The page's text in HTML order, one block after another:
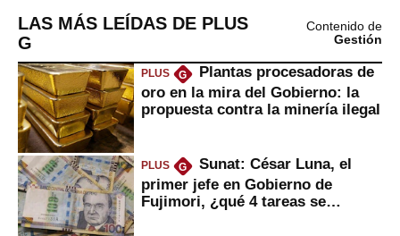
LAS MÁS LEÍDAS DE PLUS
G
Contenido de
Gestión
PLUS G
Plantas procesadoras de
oro en la mira del Gobierno: la
propuesta contra la minería ilegal
PLUS G
Sunat: César Luna, el
primer jefe en Gobierno de
Fujimori, ¿qué 4 tareas se